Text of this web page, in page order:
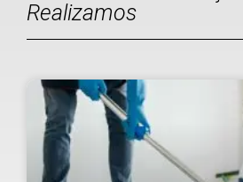
Realizamos